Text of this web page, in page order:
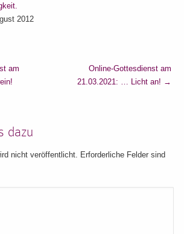
2012
am
Online-Gottesdienst am
21.03.2021: … Licht an! →
dazu
nicht veröffentlicht. Erforderliche Felder sind